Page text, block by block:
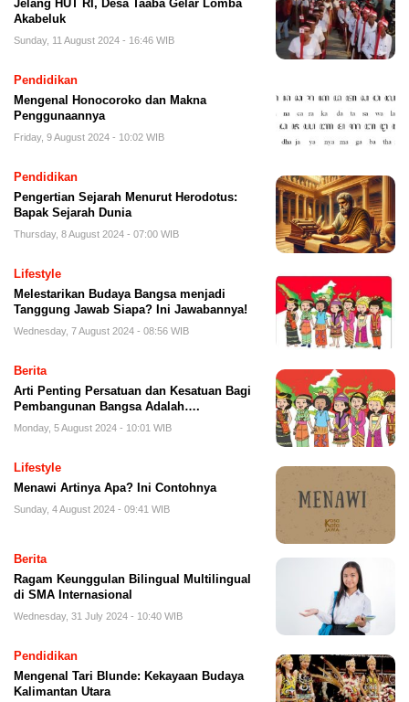
Jelang HUT RI, Desa Taaba Gelar Lomba
Akabeluk
Sunday, 11 August 2024 - 16:46 WIB
Pendidikan
Mengenal Honocoroko dan Makna
Penggunaannya
Friday, 9 August 2024 - 10:02 WIB
Pendidikan
Pengertian Sejarah Menurut Herodotus:
Bapak Sejarah Dunia
Thursday, 8 August 2024 - 07:00 WIB
Lifestyle
Melestarikan Budaya Bangsa menjadi
Tanggung Jawab Siapa? Ini Jawabannya!
Wednesday, 7 August 2024 - 08:56 WIB
Berita
Arti Penting Persatuan dan Kesatuan Bagi
Pembangunan Bangsa Adalah….
Monday, 5 August 2024 - 10:01 WIB
Lifestyle
Menawi Artinya Apa? Ini Contohnya
Sunday, 4 August 2024 - 09:41 WIB
Berita
Ragam Keunggulan Bilingual Multilingual
di SMA Internasional
Wednesday, 31 July 2024 - 10:40 WIB
Pendidikan
Mengenal Tari Blunde: Kekayaan Budaya
Kalimantan Utara